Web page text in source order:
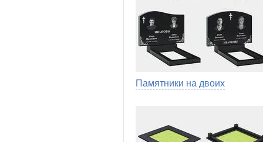
Памятники на двоих